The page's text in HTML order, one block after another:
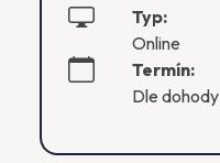
Typ:
Online
Termín:
Dle dohody